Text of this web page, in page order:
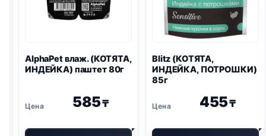
AlphaPet влаж. (КОТЯТА,
ИНДЕЙКА) паштет 80г
585₸
Blitz (КОТЯТА,
ИНДЕЙКА, ПОТРОШКИ)
85г
455₸